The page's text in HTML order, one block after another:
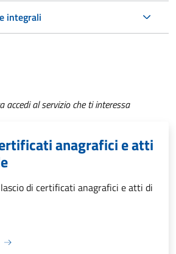
integrali
accedi al servizio che ti interessa
anagrafici e atti
di certificati anagrafici e atti di